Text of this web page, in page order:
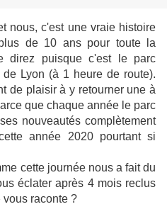
nous, c'est une vraie histoire
de 10 ans pour toute la
direz puisque c'est le parc
Lyon (à 1 heure de route).
de plaisir à y retourner une à
que chaque année le parc
nouveautés complètement
année 2020 pourtant si
cette journée nous a fait du
éclater après 4 mois reclus
vous raconte ?